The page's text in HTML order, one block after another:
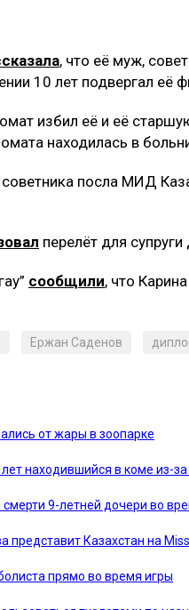
, что её муж,
10 лет подвергал её
избил её и её
находилась в
советника посла МИД
перелёт для
сообщили, что
Ержан Саденов